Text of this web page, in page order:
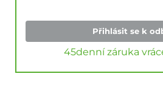
Přihlásit se k
45denní záruka